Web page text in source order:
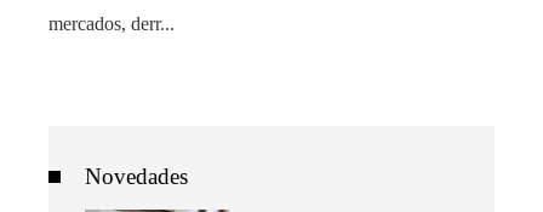
mercados, derr...
Novedades